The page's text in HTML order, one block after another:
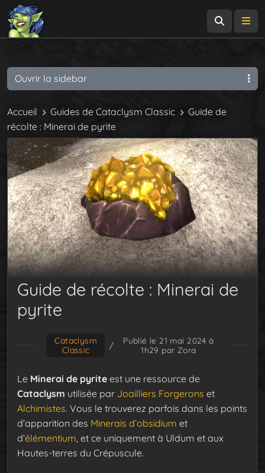
Accueil Guides de Cataclysm Classic
Guide de
récolte : Minerai de pyrite
Guide de récolte : Minerai de
pyrite
Cataclysm
Classic
/
Publié le 21 mai 2024 à
1h29 par Zora
Le Minerai de pyrite est une ressource de
Cataclysm utilisée par Joailliers Forgerons et
Alchimistes. Vous le trouverez parfois dans les points
d’apparition des Minerais d’obsidium et
d’élémentium , et ce uniquement à Uldum et aux
Hautes-terres du Crépuscule.
Ouvrir la sidebar